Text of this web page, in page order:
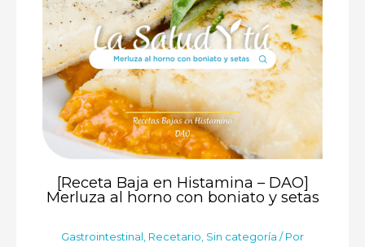
[Receta Baja en Histamina – DAO]
Merluza al horno con boniato y setas
Gastrointestinal , Recetario, Sin categoría / Por